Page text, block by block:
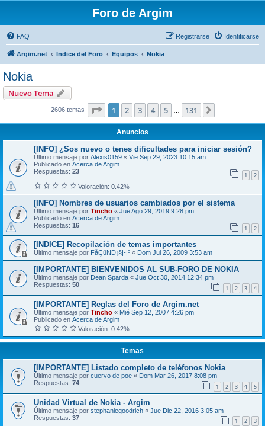
Foro de Argim
FAQ Identificarse
Registrarse
Argim.net Indice del Foro Equipos Nokia
Nokia
Nuevo Tema
2606 temas Página de 131
1 2 3 4 5 131
Anuncios
[INFO] ¿Sos nuevo o tenes dificultades para iniciar sesión?
Último mensaje por Alexis0159 « Vie Sep 29, 2023 10:15 am
Publicado en Acerca de Argim
Respuestas: 23 1 2
Valoración: 0.42%
[INFO] Nombres de usuarios cambiados por el sistema
Último mensaje por Tincho « Jue Ago 29, 2019 9:28 pm
Publicado en Acerca de Argim
Respuestas: 16 1 2
[INDICE] Recopilación de temas importantes
Último mensaje por FåÇüNÐ¡§|-|º « Dom Jul 26, 2009 3:53 am
[IMPORTANTE] BIENVENIDOS AL SUB-FORO DE NOKIA
Último mensaje por Dean Sparda « Jue Oct 30, 2014 12:34 pm
Respuestas: 50 1 2 3 4
[IMPORTANTE] Reglas del Foro de Argim.net
Último mensaje por Tincho « Mié Sep 12, 2007 4:26 pm
Publicado en Acerca de Argim
Valoración: 0.42%
Temas
[IMPORTANTE] Listado completo de teléfonos Nokia
Último mensaje por cuervo de poe « Dom Mar 26, 2017 8:08 pm
Respuestas: 74 1 2 3 4 5
Unidad Virtual de Nokia - Argim
Último mensaje por stephaniegoodrich « Jue Dic 22, 2016 3:05 am
Respuestas: 37 1 2 3